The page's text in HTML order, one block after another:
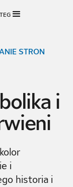
STRON
i
i
historia i